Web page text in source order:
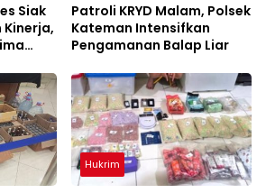
Siak
Patroli KRYD Malam, Polsek
Kateman Intensifkan
Pengamanan Balap Liar
Hukrim